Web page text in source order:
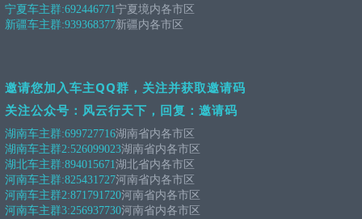
宁夏车主群:692446771宁夏境内各市区
新疆车主群:939368377新疆内各市区
邀请您加入车主QQ群，关注并获取邀请码
关注公众号：风云行天下，回复：邀请码
湖南车主群:699727716湖南省内各市区
湖南车主群2:526099023湖南省内各市区
湖北车主群:894015671湖北省内各市区
河南车主群:825431727河南省内各市区
河南车主群2:871791720河南省内各市区
河南车主群3:256937730河南省内各市区